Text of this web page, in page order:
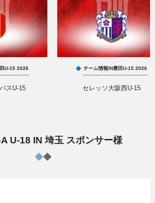
U-15 2026
スU-15
チーム情報IN豊田U-15 2026
セレッソ大阪西U-15
U-18 IN 埼玉 スポンサー様